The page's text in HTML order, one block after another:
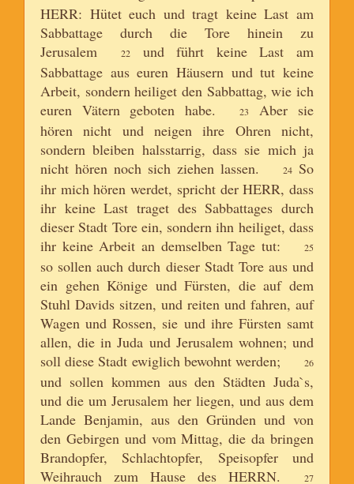
HERR: Hütet euch und tragt keine Last am
Sabbattage durch die Tore hinein zu
Jerusalem
22
und führt keine Last am
Sabbattage aus euren Häusern und tut keine
Arbeit, sondern heiliget den Sabbattag, wie ich
euren Vätern geboten habe.
23
Aber sie
hören nicht und neigen ihre Ohren nicht,
sondern bleiben halsstarrig, dass sie mich ja
nicht hören noch sich ziehen lassen.
24 So
ihr mich hören werdet, spricht der HERR, dass
ihr keine Last traget des Sabbattages durch
dieser Stadt Tore ein, sondern ihn heiliget, dass
ihr keine Arbeit an demselben Tage tut:
25
so sollen auch durch dieser Stadt Tore aus und
ein gehen Könige und Fürsten, die auf dem
Stuhl Davids sitzen, und reiten und fahren, auf
Wagen und Rossen, sie und ihre Fürsten samt
allen, die in Juda und Jerusalem wohnen; und
soll diese Stadt ewiglich bewohnt werden;
26
und sollen kommen aus den Städten Juda`s,
und die um Jerusalem her liegen, und aus dem
Lande Benjamin, aus den Gründen und von
den Gebirgen und vom Mittag, die da bringen
Brandopfer, Schlachtopfer, Speisopfer und
Weihrauch zum Hause des HERRN.
27